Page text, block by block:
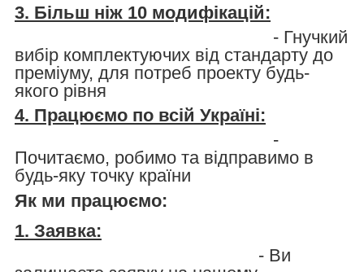
3. Більш ніж 10 модифікацій:
- Гнучкий
вибір комплектуючих від стандарту до
преміуму, для потреб проекту будь-
якого рівня
4. Працюємо по всій Україні:
-
Почитаємо, робимо та відправимо в
будь-яку точку країни
Як ми працюємо:
1. Заявка:
- Ви